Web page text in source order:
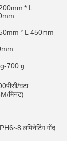
* L
* L 450mm
700 g
पीसी/घंटा
मिनट)
लमिनेटिंग गोंद